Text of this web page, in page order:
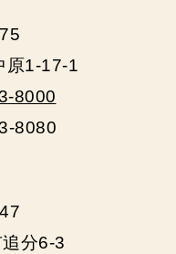
原1-17-1
8000
8080
分6-3